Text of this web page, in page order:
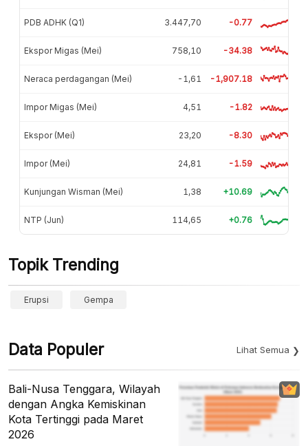
PDB ADHK (Q1) 3.447,70 -0.77
Ekspor Migas (Mei) 758,10 -34.38
Neraca perdagangan (Mei) -1,61 -1,907.18
Impor Migas (Mei) 4,51 -1.82
Ekspor (Mei) 23,20 -8.30
Impor (Mei) 24,81 -1.59
Kunjungan Wisman (Mei) 1,38 +10.69
NTP (Jun) 114,65 +0.76
Topik Trending
Erupsi Gempa
Data Populer Lihat Semua
Bali-Nusa Tenggara, Wilayah
dengan Angka Kemiskinan
Kota Tertinggi pada Maret
2026